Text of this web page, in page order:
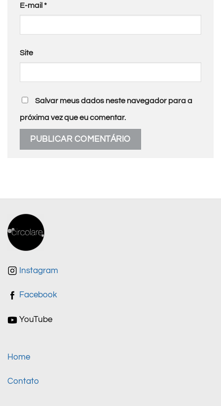
E-mail *
Site
Salvar meus dados neste navegador para a
próxima vez que eu comentar.
Instagram
Facebook
YouTube
Home
Contato